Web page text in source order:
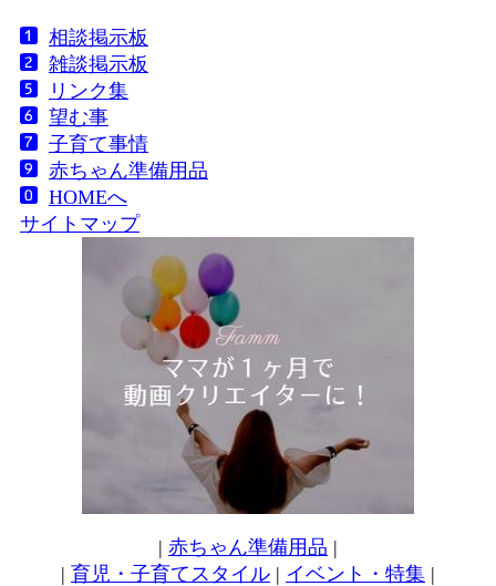
相談掲示板
雑談掲示板
リンク集
望む事
子育て事情
赤ちゃん準備用品
HOMEへ
サイトマップ
| 赤ちゃん準備用品 |
| 育児・子育てスタイル | イベント・特集 |